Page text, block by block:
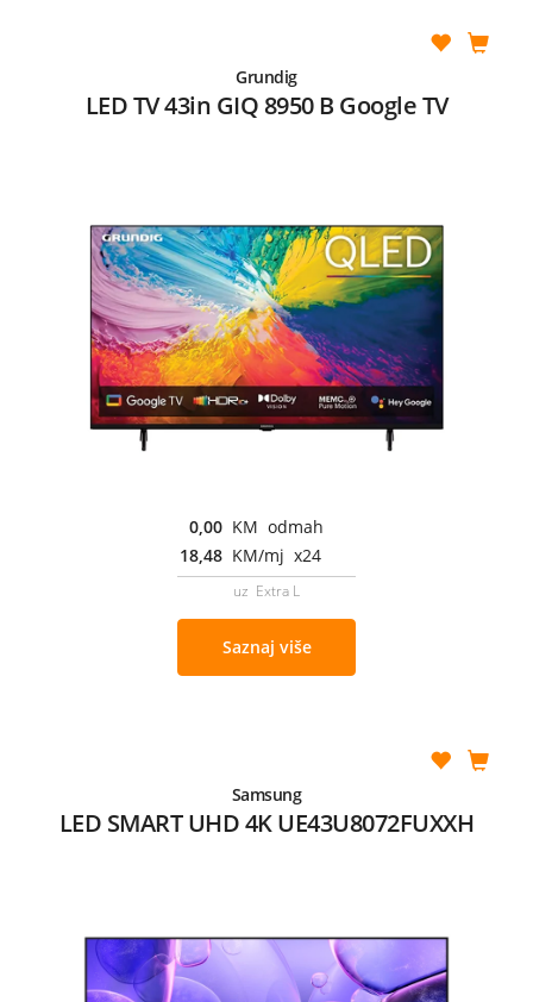
Grundig
LED TV 43in GIQ 8950 B Google TV
0,00 KM odmah
18,48 KM/mj x24
uz Extra L
Saznaj više
Samsung
LED SMART UHD 4K UE43U8072FUXXH